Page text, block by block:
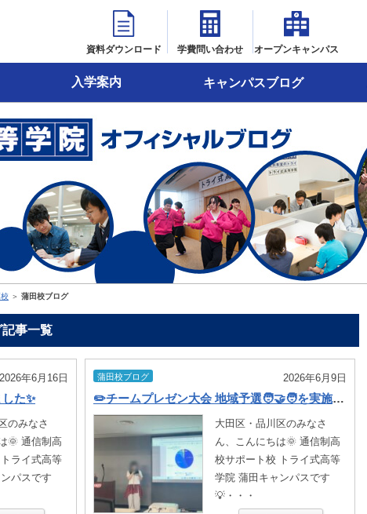
資料ダウンロード 学費問い合わせ オープンキャンパス
入学案内 キャンパスブログ
＞ 蒲田校ブログ
事一覧
2026年6月16日
た✨
のみなさ
🌞 通信制高
ライ式高等
パスです
蒲田校ブログ 2026年6月9日
✏️チームプレゼン大会 地域予選🧑‍🤝‍🧑を実施しました✨
大田区・品川区のみなさ
ん、こんにちは🌞 通信制高
校サポート校 トライ式高等
学院 蒲田キャンパスです
💡・・・